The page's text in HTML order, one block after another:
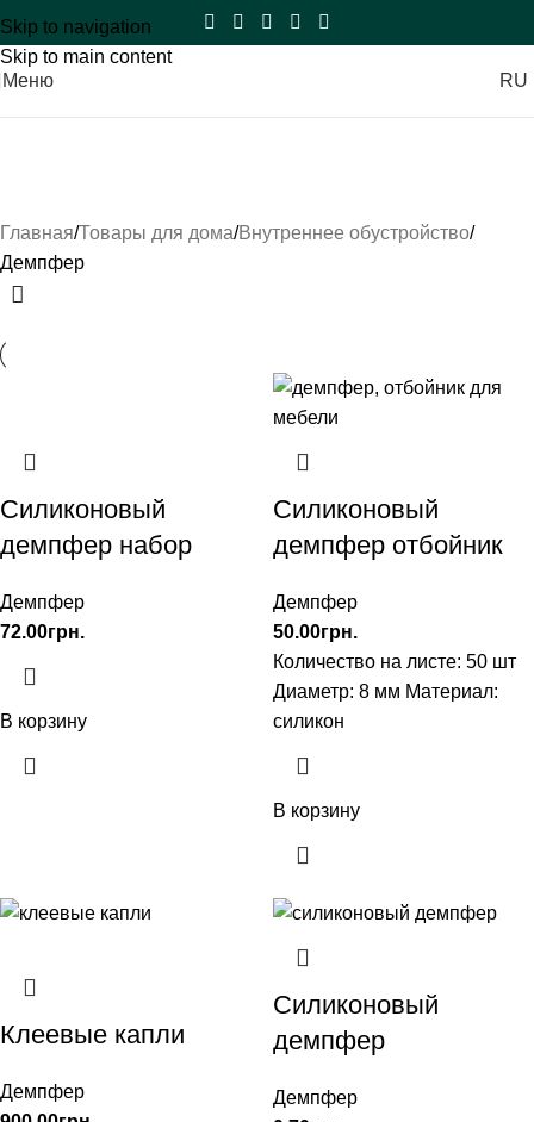
Skip to navigation
Skip to main content
Меню
RU
Главная Товары для дома Внутреннее обустройство
Демпфер
Силиконовый
демпфер набор
Демпфер
72.00грн.
В корзину
Силиконовый
демпфер отбойник
Демпфер
50.00грн.
Количество на листе: 50 шт
Диаметр: 8 мм Материал:
силикон
В корзину
Клеевые капли
Демпфер
Силиконовый
демпфер
Демпфер